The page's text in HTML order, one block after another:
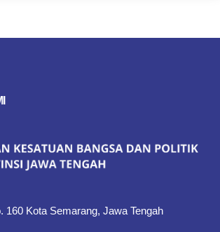
160 Kota Semarang, Jawa Tengah